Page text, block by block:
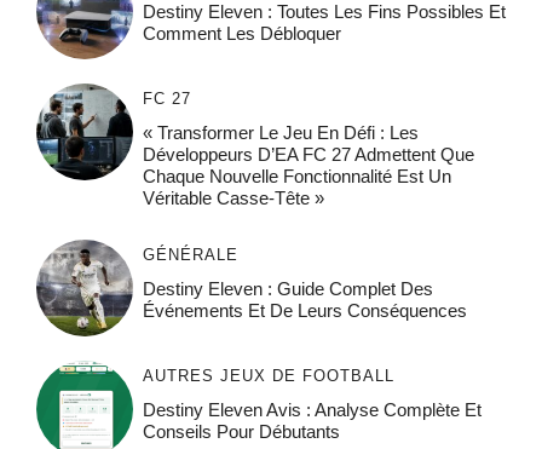
Destiny Eleven : Toutes Les Fins Possibles Et
Comment Les Débloquer
FC 27
« Transformer Le Jeu En Défi : Les
Développeurs D’EA FC 27 Admettent Que
Chaque Nouvelle Fonctionnalité Est Un
Véritable Casse-Tête »
GÉNÉRALE
Destiny Eleven : Guide Complet Des
Événements Et De Leurs Conséquences
AUTRES JEUX DE FOOTBALL
Destiny Eleven Avis : Analyse Complète Et
Conseils Pour Débutants